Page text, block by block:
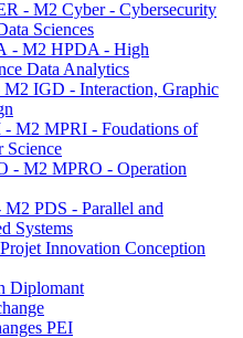
- M2 Cyber - Cybersecurity
Sciences
- M2 HPDA - High
Data Analytics
IGD - Interaction, Graphic
M2 MPRI - Foudations of
Science
- M2 MPRO - Operation
PDS - Parallel and
Systems
Innovation Conception
Diplomant
PEI